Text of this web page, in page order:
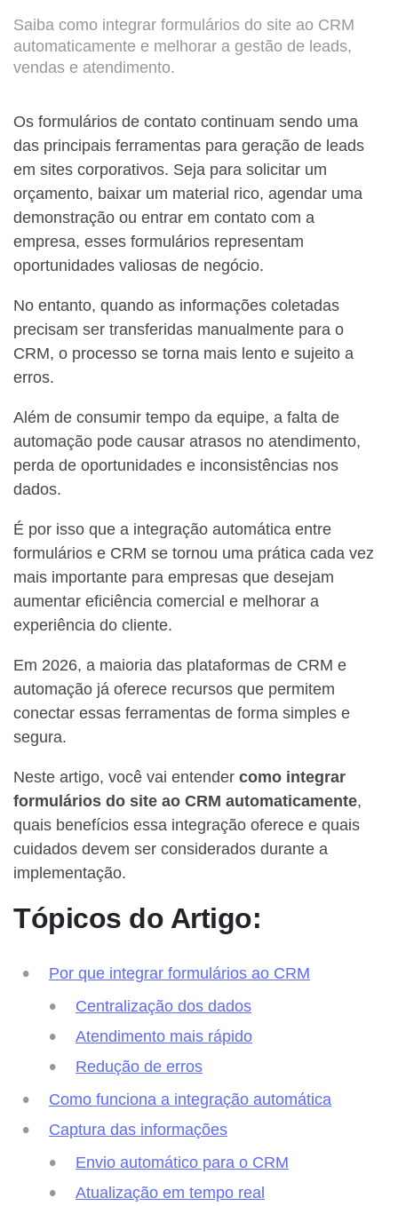
Saiba como integrar formulários do site ao CRM
automaticamente e melhorar a gestão de leads,
vendas e atendimento.
Os formulários de contato continuam sendo uma
das principais ferramentas para geração de leads
em sites corporativos. Seja para solicitar um
orçamento, baixar um material rico, agendar uma
demonstração ou entrar em contato com a
empresa, esses formulários representam
oportunidades valiosas de negócio.
No entanto, quando as informações coletadas
precisam ser transferidas manualmente para o
CRM, o processo se torna mais lento e sujeito a
erros.
Além de consumir tempo da equipe, a falta de
automação pode causar atrasos no atendimento,
perda de oportunidades e inconsistências nos
dados.
É por isso que a integração automática entre
formulários e CRM se tornou uma prática cada vez
mais importante para empresas que desejam
aumentar eficiência comercial e melhorar a
experiência do cliente.
Em 2026, a maioria das plataformas de CRM e
automação já oferece recursos que permitem
conectar essas ferramentas de forma simples e
segura.
Neste artigo, você vai entender como integrar
formulários do site ao CRM automaticamente,
quais benefícios essa integração oferece e quais
cuidados devem ser considerados durante a
implementação.
Tópicos do Artigo:
Por que integrar formulários ao CRM
Centralização dos dados
Atendimento mais rápido
Redução de erros
Como funciona a integração automática
Captura das informações
Envio automático para o CRM
Atualização em tempo real